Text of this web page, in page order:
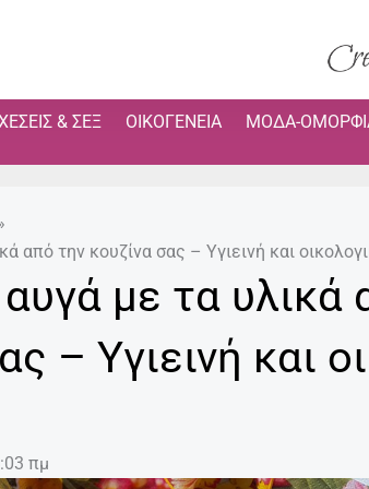
& ΣΕΞ ΟΙΚΟΓΈΝΕΙΑ ΜΌΔΑ-
από την κουζίνα σας – Υγιεινή και
με τα υλικά
– Υγιεινή και
πμ